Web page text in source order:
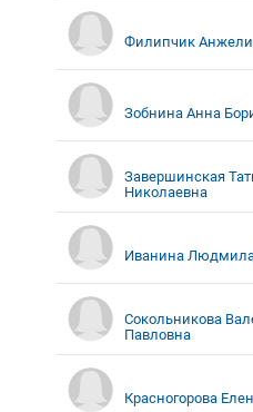
Филипчик
Зобнина Анна
Завершинская
Николаевна
Иванина
Сокольникова
Павловна
Красногорова